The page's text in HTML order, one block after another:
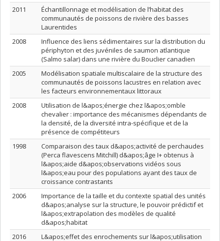
2011
Échantillonnage et modélisation de l’habitat des
communautés de poissons de rivière des basses
Laurentides
2008
Influence des liens sédimentaires sur la distribution du
périphyton et des juvéniles de saumon atlantique
(Salmo salar) dans une rivière du Bouclier canadien
2005
Modélisation spatiale multiscalaire de la structure des
communautés de poissons lacustres en relation avec
les facteurs environnementaux littoraux
2008
Utilisation de l&apos;énergie chez l&apos;omble
chevalier : importance des mécanismes dépendants de
la densité, de la diversité intra-spécifique et de la
présence de compétiteurs
1998
Comparaison des taux d&apos;activité de perchaudes
(Perca flavescens Mitchill) d&apos;âge I+ obtenus à
l&apos;aide d&apos;observations vidéos sous
l&apos;eau pour des populations ayant des taux de
croissance contrastants
2006
Importance de la taille et du contexte spatial des unités
d&apos;analyse sur la structure, le pouvoir prédictif et
l&apos;extrapolation des modèles de qualité
d&apos;habitat
2016
L&apos;effet des enrochements sur l&apos;utilisation